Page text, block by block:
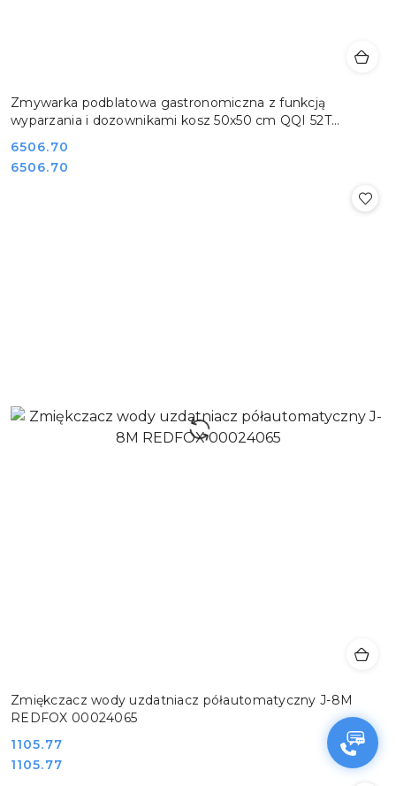
Zmywarka podblatowa gastronomiczna z funkcją
wyparzania i dozownikami kosz 50x50 cm QQI 52T
Cena:
6506.70
Cena:
6506.70
Zmiękczacz wody uzdatniacz półautomatyczny J-8M
REDFOX 00024065
Cena:
1105.77
Cena:
1105.77